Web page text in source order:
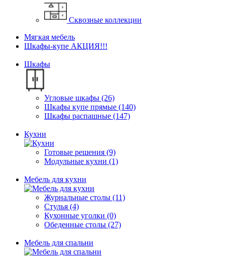
Сквозные коллекции
Мягкая мебель
Шкафы-купе АКЦИЯ!!!
Шкафы
Угловые шкафы (26)
Шкафы купе прямые (140)
Шкафы распашные (147)
Кухни
Готовые решения (9)
Модульные кухни (1)
Мебель для кухни
Журнальные столы (11)
Стулья (4)
Кухонные уголки (0)
Обеденные столы (27)
Мебель для спальни